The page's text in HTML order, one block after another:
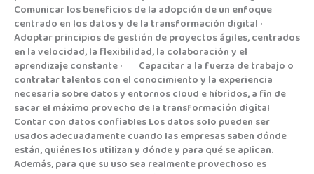
Comunicar los beneficios de la adopción de un enfoque
centrado en los datos y de la transformación digital ·
Adoptar principios de gestión de proyectos ágiles, centrados
en la velocidad, la flexibilidad, la colaboración y el
aprendizaje constante · Capacitar a la fuerza de trabajo o
contratar talentos con el conocimiento y la experiencia
necesaria sobre datos y entornos cloud e híbridos, a fin de
sacar el máximo provecho de la transformación digital
Contar con datos confiables Los datos solo pueden ser
usados adecuadamente cuando las empresas saben dónde
están, quiénes los utilizan y dónde y para qué se aplican.
Además, para que su uso sea realmente provechoso es